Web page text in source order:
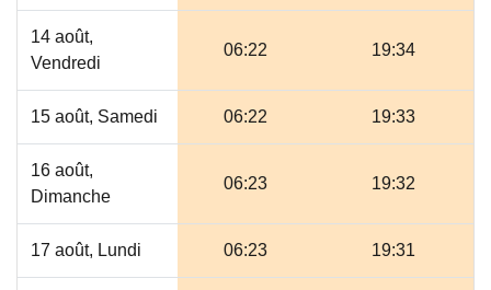
14 août,
Vendredi
06:22 19:34
15 août, Samedi 06:22 19:33
16 août,
Dimanche
06:23 19:32
17 août, Lundi 06:23 19:31